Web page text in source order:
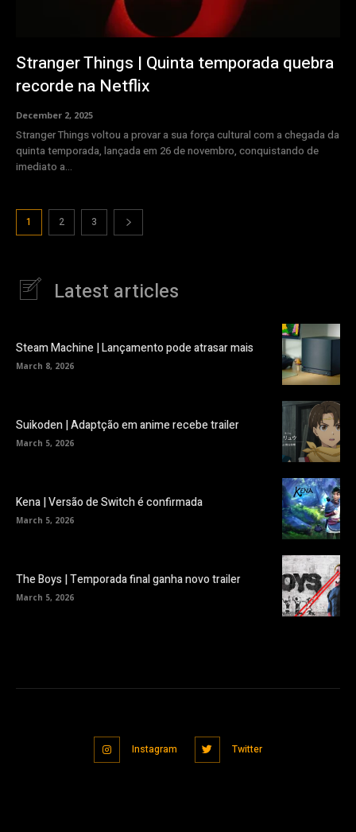
Stranger Things | Quinta temporada quebra
recorde na Netflix
December 2, 2025
Stranger Things voltou a provar a sua força cultural com a chegada da
quinta temporada, lançada em 26 de novembro, conquistando de
imediato a...
1 2 3
Latest articles
Steam Machine | Lançamento pode atrasar mais
March 8, 2026
Suikoden | Adaptção em anime recebe trailer
March 5, 2026
Kena | Versão de Switch é confirmada
March 5, 2026
The Boys | Temporada final ganha novo trailer
March 5, 2026
Instagram Twitter